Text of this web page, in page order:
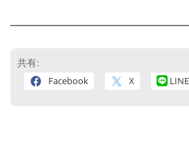
共有:
Facebook X LINE